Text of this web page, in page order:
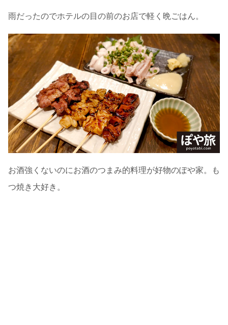
雨だったのでホテルの目の前のお店で軽く晩ごはん。
お酒強くないのにお酒のつまみ的料理が好物のぽや家。も
つ焼き大好き。